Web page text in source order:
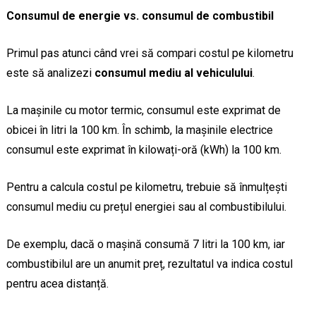
Consumul de energie vs. consumul de combustibil
Primul pas atunci când vrei să compari costul pe kilometru
este să analizezi consumul mediu al vehiculului.
La mașinile cu motor termic, consumul este exprimat de
obicei în litri la 100 km. În schimb, la mașinile electrice
consumul este exprimat în kilowați-oră (kWh) la 100 km.
Pentru a calcula costul pe kilometru, trebuie să înmulțești
consumul mediu cu prețul energiei sau al combustibilului.
De exemplu, dacă o mașină consumă 7 litri la 100 km, iar
combustibilul are un anumit preț, rezultatul va indica costul
pentru acea distanță.